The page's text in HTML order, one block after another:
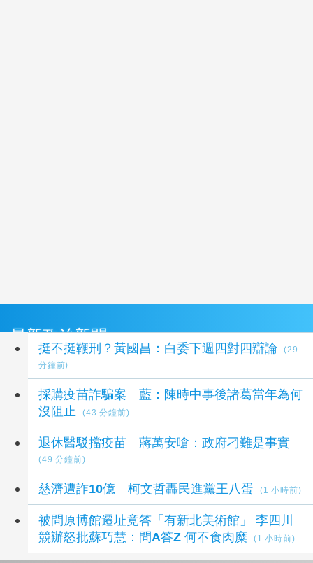
最新政治新聞
挺不挺鞭刑？黃國昌：白委下週四對四辯論
(29
分鐘前)
採購疫苗詐騙案 藍：陳時中事後諸葛當年為何
沒阻止
(43 分鐘前)
退休醫駁擋疫苗 蔣萬安嗆：政府刁難是事實
(49 分鐘前)
慈濟遭詐10億 柯文哲轟民進黨王八蛋 (1 小時前)
被問原博館遷址竟答「有新北美術館」 李四川
競辦怒批蘇巧慧：問A答Z 何不食肉糜
(1 小時前)